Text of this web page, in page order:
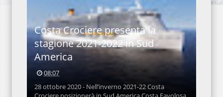
Costa Crociere presenta la
stagione 2021-2022 in Sud
America
08:07
28 ottobre 2020 - Nell’inverno 2021-22 Costa